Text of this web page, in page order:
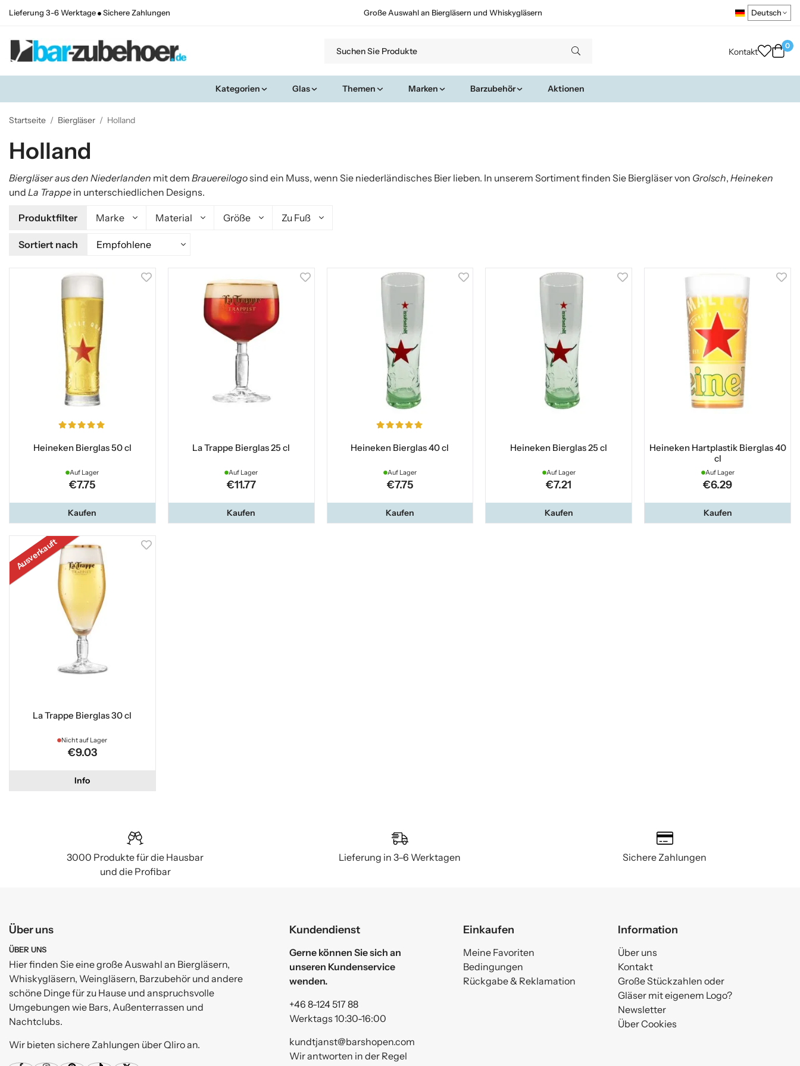
Lieferung 3-6 Werktage Sichere Zahlungen Große Auswahl an Biergläsern und Whiskygläsern
Kontakt
0
Kategorien Glas Themen Marken Barzubehör Aktionen
Startseite / Biergläser / Holland
Holland
Biergläser aus den Niederlanden mit dem Brauereilogosind ein Muss, wenn Sie niederländisches Bier lieben. In unserem Sortiment finden Sie Biergläser von Grolsch, Heineken
und La Trappe in unterschiedlichen Designs.
Produktfilter Marke Material Größe Zu Fuß
Sortiert nach
Heineken Bierglas 50 cl
Auf Lager
€7.75
Kaufen
La Trappe Bierglas 25 cl
Auf Lager
€11.77
Kaufen
Heineken Bierglas 40 cl
Auf Lager
€7.75
Kaufen
Heineken Bierglas 25 cl
Auf Lager
€7.21
Kaufen
Heineken Hartplastik Bierglas 40
cl
Auf Lager
€6.29
Kaufen
Ausverkauft
La Trappe Bierglas 30 cl
Nicht auf Lager
€9.03
Info
3000 Produkte für die Hausbar
und die Profibar
Lieferung in 3–6 Werktagen Sichere Zahlungen
Über uns
ÜBER UNS
Hier finden Sie eine große Auswahl an Biergläsern,
Whiskygläsern, Weingläsern, Barzubehör und andere
schöne Dinge für zu Hause und anspruchsvolle
Umgebungen wie Bars, Außenterrassen und
Nachtclubs.
Wir bieten sichere Zahlungen über Qliro an.
Kundendienst
Gerne können Sie sich an
unseren Kundenservice
wenden.
+46 8-124 517 88
Werktags 10:30-16:00
kundtjanst@barshopen.com
Wir antworten in der Regel
Einkaufen
Meine Favoriten
Bedingungen
Rückgabe & Reklamation
Information
Über uns
Kontakt
Große Stückzahlen oder
Gläser mit eigenem Logo?
Newsletter
Über Cookies